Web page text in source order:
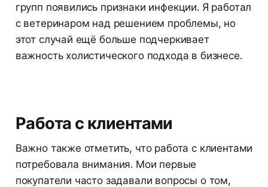
групп появились признаки инфекции. Я работал
с ветеринаром над решением проблемы, но
этот случай ещё больше подчеркивает
важность холистического подхода в бизнесе.
Работа с клиентами
Важно также отметить, что работа с клиентами
потребовала внимания. Мои первые
покупатели часто задавали вопросы о том,